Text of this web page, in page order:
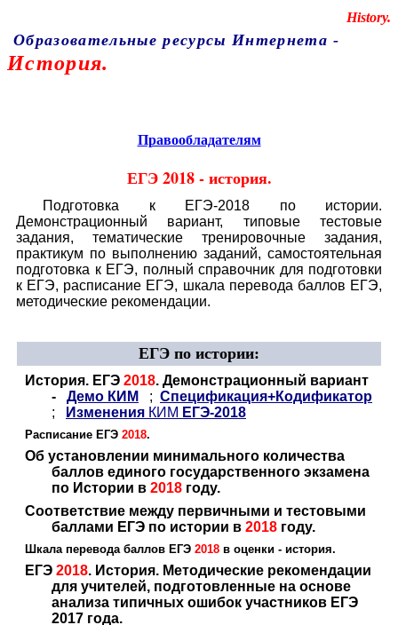
History.
Образовательные ресурсы Интернета -
История.
Правообладателям
ЕГЭ 2018 - история.
Подготовка к ЕГЭ-2018 по истории.
Демонстрационный вариант, типовые тестовые
задания, тематические тренировочные задания,
практикум по выполнению заданий, самостоятельная
подготовка к ЕГЭ, полный справочник для подготовки
к ЕГЭ, расписание ЕГЭ, шкала перевода баллов ЕГЭ,
методические рекомендации.
ЕГЭ по истории:
История. ЕГЭ 2018. Демонстрационный вариант
-
Демо КИМ ; Спецификация+Кодификатор
;
Изменения КИМ ЕГЭ-2018
Расписание ЕГЭ 2018.
Об установлении минимального количества
баллов единого государственного экзамена
по Истории в 2018 году.
Соответствие между первичными и тестовыми
баллами ЕГЭ по истории в 2018 году.
Шкала перевода баллов ЕГЭ 2018 в оценки - история.
ЕГЭ 2018. История. Методические рекомендации
для учителей, подготовленные на основе
анализа типичных ошибок участников ЕГЭ
2017 года.